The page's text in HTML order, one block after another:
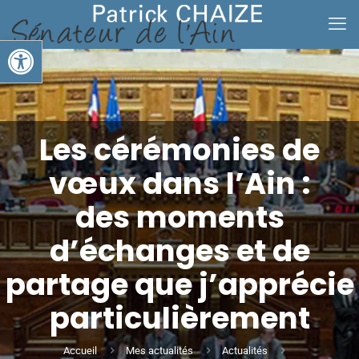
Ouvrir la barre d’outils
Les cérémonies de
vœux dans l’Ain :
des moments
d’échanges et de
partage que j’apprécie
particulièrement
Accueil Mes actualités
Actualités